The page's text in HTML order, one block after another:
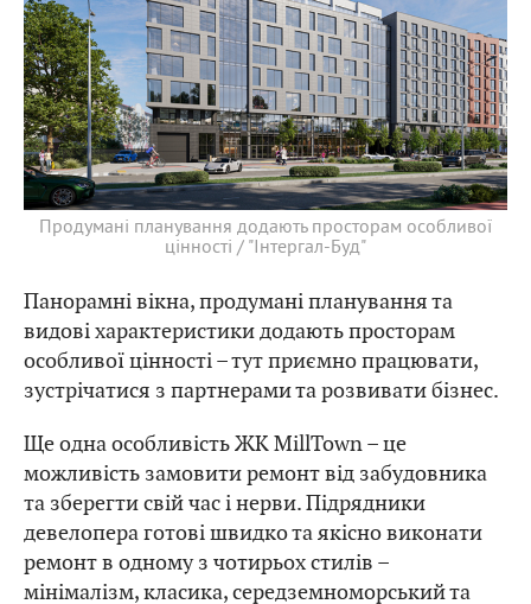
Продумані планування додають просторам особливої
цінності / "Інтергал-Буд"
Панорамні вікна, продумані планування та
видові характеристики додають просторам
особливої цінності – тут приємно працювати,
зустрічатися з партнерами та розвивати бізнес.
Ще одна особливість ЖК MillTown – це
можливість замовити ремонт від забудовника
та зберегти свій час і нерви. Підрядники
девелопера готові швидко та якісно виконати
ремонт в одному з чотирьох стилів –
мінімалізм, класика, середземноморський та